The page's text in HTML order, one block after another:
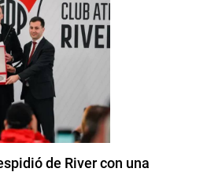
de River con una